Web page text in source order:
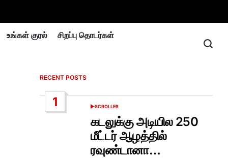
உங்கள் குரல் சிறப்பு தொடர்கள்
RECENT POSTS
1
POSTED
SCROLLER
கடலுக்கு அடியில 250
மீட்டர் ஆழத்தில்
ரவுண்டானா…